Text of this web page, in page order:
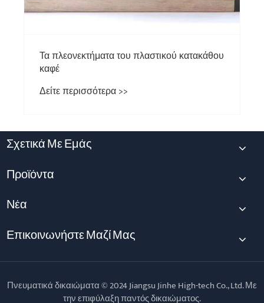
Τα πλεονεκτήματα του πλαστικού κατακάθου
καφέ
Δείτε περισσότερα >>
Σχετικά Με Εμάς
Προϊόντα
Νέα
Επικοινωνήστε Μαζί Μας
Πνευματικά δικαιώματα © 2024 Jiangsu Jinhe High-tech Co., Ltd. Με
την επιφύλαξη παντός δικαιώματος.